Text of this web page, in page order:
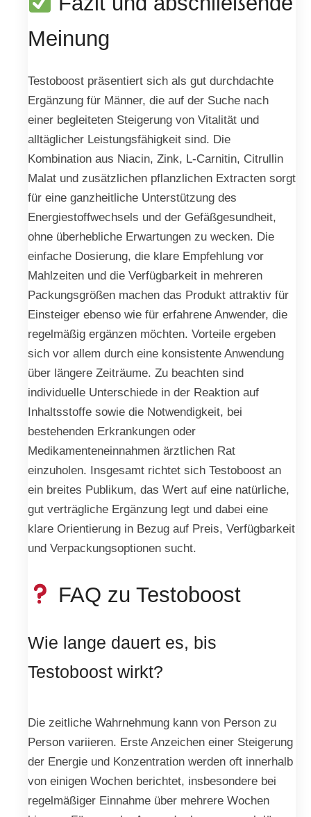
Meinung
Testoboost präsentiert sich als gut durchdachte
Ergänzung für Männer, die auf der Suche nach
einer begleiteten Steigerung von Vitalität und
alltäglicher Leistungsfähigkeit sind. Die
Kombination aus Niacin, Zink, L-Carnitin, Citrullin
Malat und zusätzlichen pflanzlichen Extracten sorgt
für eine ganzheitliche Unterstützung des
Energiestoffwechsels und der Gefäßgesundheit,
ohne überhebliche Erwartungen zu wecken. Die
einfache Dosierung, die klare Empfehlung vor
Mahlzeiten und die Verfügbarkeit in mehreren
Packungsgrößen machen das Produkt attraktiv für
Einsteiger ebenso wie für erfahrene Anwender, die
regelmäßig ergänzen möchten. Vorteile ergeben
sich vor allem durch eine konsistente Anwendung
über längere Zeiträume. Zu beachten sind
individuelle Unterschiede in der Reaktion auf
Inhaltsstoffe sowie die Notwendigkeit, bei
bestehenden Erkrankungen oder
Medikamenteneinnahmen ärztlichen Rat
einzuholen. Insgesamt richtet sich Testoboost an
ein breites Publikum, das Wert auf eine natürliche,
gut verträgliche Ergänzung legt und dabei eine
klare Orientierung in Bezug auf Preis, Verfügbarkeit
und Verpackungsoptionen sucht.
FAQ zu Testoboost
Wie lange dauert es, bis
Testoboost wirkt?
Die zeitliche Wahrnehmung kann von Person zu
Person variieren. Erste Anzeichen einer Steigerung
der Energie und Konzentration werden oft innerhalb
von einigen Wochen berichtet, insbesondere bei
regelmäßiger Einnahme über mehrere Wochen